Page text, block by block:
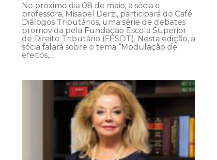
No próximo dia 08 de maio, a sócia e
professora, Misabel Derzi, participará do Café
Diálogos Tributários, uma série de debates
promovida pela Fundação Escola Superior
de Direito Tributário (FESDT). Nesta edição, a
sócia falará sobre o tema “Modulação de
efeitos,...